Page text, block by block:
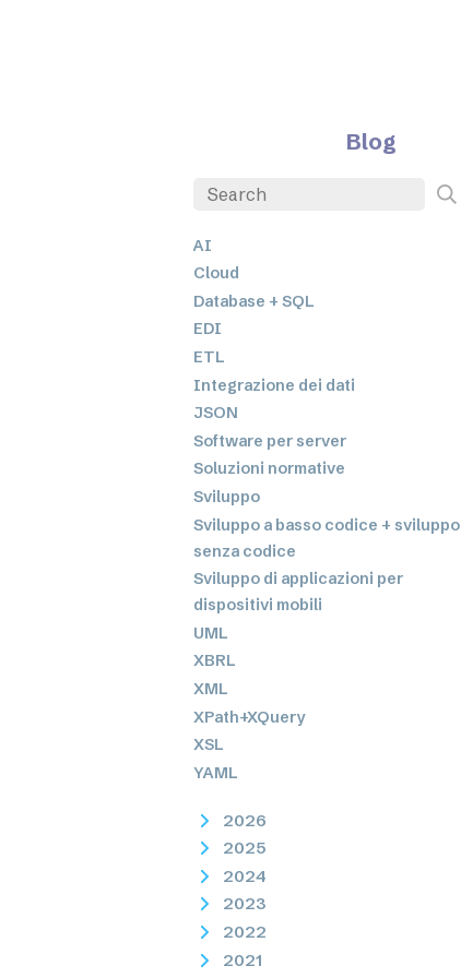
Blog
AI
Cloud
Database + SQL
EDI
ETL
Integrazione dei dati
JSON
Software per server
Soluzioni normative
Sviluppo
Sviluppo a basso codice + sviluppo
senza codice
Sviluppo di applicazioni per
dispositivi mobili
UML
XBRL
XML
XPath+XQuery
XSL
YAML
2026
2025
2024
2023
2022
2021